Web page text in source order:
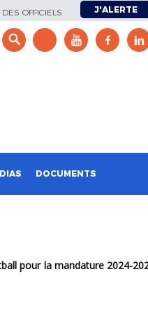
OFFICIELS J'ALERTE
DOCUMENTS